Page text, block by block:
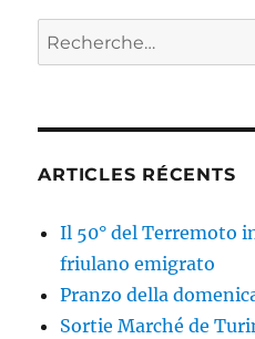
Recherche
pour :
ARTICLES RÉCENTS
Il 50° del Terremoto
friulano emigrato
Pranzo della
Sortie Marché de